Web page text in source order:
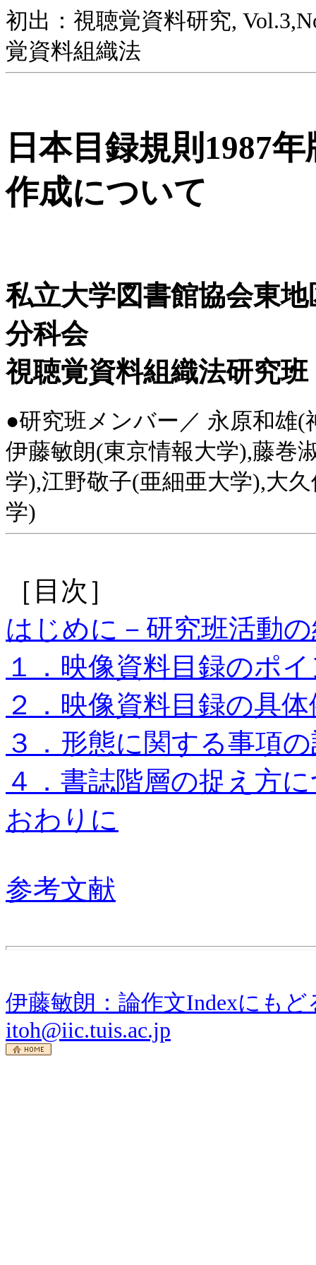
初出：視聴覚資料研究,
覚資料組織法
日本目録規則1987
作成について
私立大学図書館協会東
分科会
視聴覚資料組織法研究班
●研究班メンバー／ 永原和雄
伊藤敏朗(東京情報大学),藤巻
学),江野敬子(亜細亜大学),大
学)
［目次］
はじめに－研究班活動
１．映像資料目録のポ
２．映像資料目録の具
３．形態に関する事項
４．書誌階層の捉え方
おわりに
参考文献
伊藤敏朗：論作文Indexにもど
itoh@iic.tuis.ac.jp